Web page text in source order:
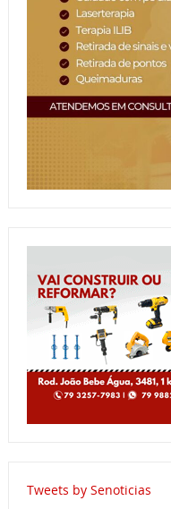
Tweets by Senoticias